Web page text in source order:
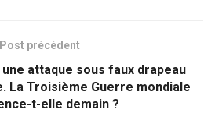
Post précédent
attaque sous faux drapeau
La Troisième Guerre mondiale
t-elle demain ?